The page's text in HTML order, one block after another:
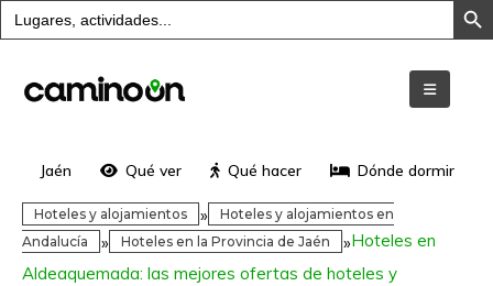
Buscar:
Jaén Qué ver Qué hacer Dónde dormir
Hoteles y alojamientos »
Hoteles y alojamientos en
Andalucía
» Hoteles en la Provincia de Jaén »Hoteles en
Aldeaquemada: las mejores ofertas de hoteles y